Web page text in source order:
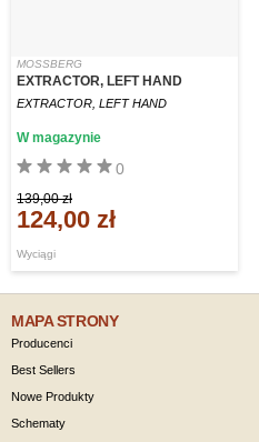
MOSSBERG
EXTRACTOR, LEFT HAND
EXTRACTOR, LEFT HAND
Wyciągi
0
W magazynie
139,00 zł
124,00 zł
MAPA STRONY
Producenci
Best Sellers
Nowe Produkty
Schematy